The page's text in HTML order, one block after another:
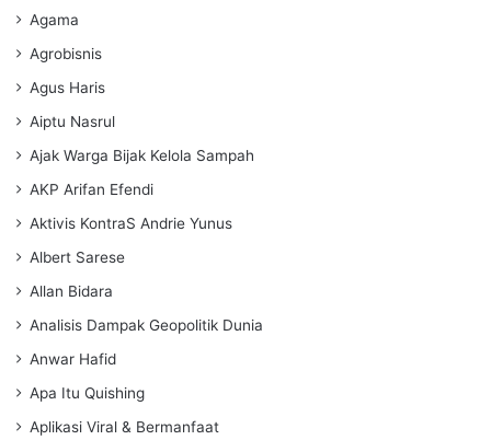
Agama
Agrobisnis
Agus Haris
Aiptu Nasrul
Ajak Warga Bijak Kelola Sampah
AKP Arifan Efendi
Aktivis KontraS Andrie Yunus
Albert Sarese
Allan Bidara
Analisis Dampak Geopolitik Dunia
Anwar Hafid
Apa Itu Quishing
Aplikasi Viral & Bermanfaat